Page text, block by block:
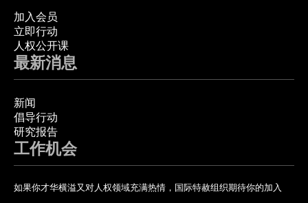
加入会员
立即行动
人权公开课
最新消息
新闻
倡导行动
研究报告
工作机会
如果你才华横溢又对人权领域充满热情，国际特赦组织期待你的加入